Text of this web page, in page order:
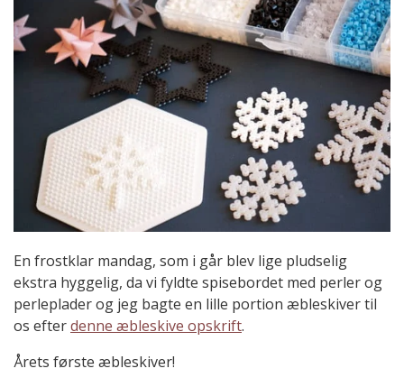
En frostklar mandag, som i går blev lige pludselig
ekstra hyggelig, da vi fyldte spisebordet med perler og
perleplader og jeg bagte en lille portion æbleskiver til
os efterdenne æbleskive opskrift.
Årets første æbleskiver!